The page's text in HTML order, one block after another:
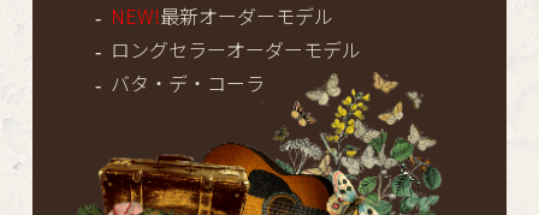
NEW!最新オーダーモデル
ロングセラーオーダーモデル
バタ・デ・コーラ